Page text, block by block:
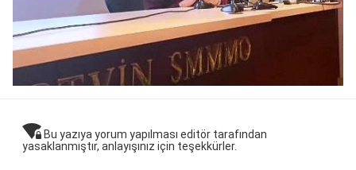
wifi_lock Bu yazıya yorum yapılması editör tarafından
yasaklanmıştır, anlayışınız için teşekkürler.